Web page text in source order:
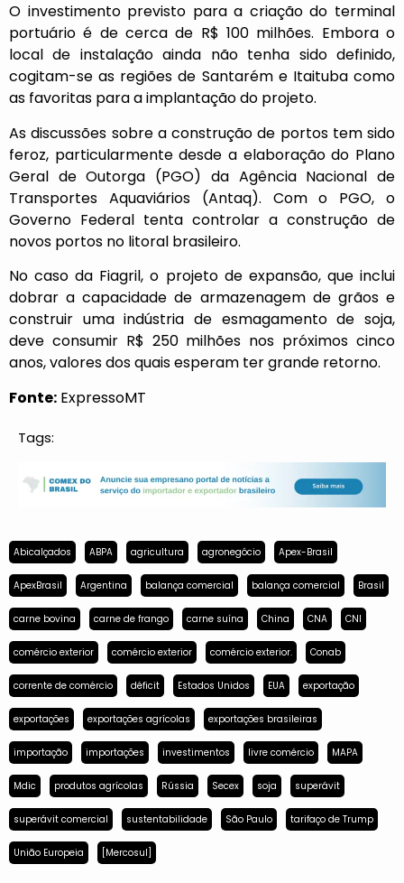
O investimento previsto para a criação do terminal
portuário é de cerca de R$ 100 milhões. Embora o
local de instalação ainda não tenha sido definido,
cogitam-se as regiões de Santarém e Itaituba como
as favoritas para a implantação do projeto.
As discussões sobre a construção de portos tem sido
feroz, particularmente desde a elaboração do Plano
Geral de Outorga (PGO) da Agência Nacional de
Transportes Aquaviários (Antaq). Com o PGO, o
Governo Federal tenta controlar a construção de
novos portos no litoral brasileiro.
No caso da Fiagril, o projeto de expansão, que inclui
dobrar a capacidade de armazenagem de grãos e
construir uma indústria de esmagamento de soja,
deve consumir R$ 250 milhões nos próximos cinco
anos, valores dos quais esperam ter grande retorno.
Fonte: ExpressoMT
Tags:
Abicalçados ABPA agricultura agronegócio Apex-Brasil
ApexBrasil Argentina balança comercial balança comercial Brasil
carne bovina carne de frango carne suína China CNA CNI
comércio exterior comércio exterior comércio exterior. Conab
corrente de comércio déficit Estados Unidos EUA exportação
exportações exportações agrícolas exportações brasileiras
importação importações investimentos livre comércio MAPA
Mdic produtos agrícolas Rússia Secex soja superávit
superávit comercial sustentabilidade São Paulo tarifaço de Trump
União Europeia [Mercosul]